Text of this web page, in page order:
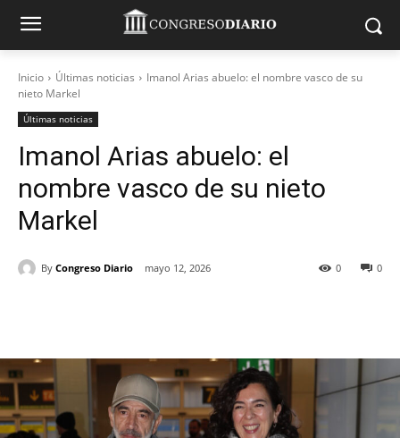
Inicio Últimas noticias
Imanol Arias abuelo: el nombre vasco de su
nieto Markel
Últimas noticias
Imanol Arias abuelo: el
nombre vasco de su nieto
Markel
By Congreso Diario mayo 12, 2026 0
0